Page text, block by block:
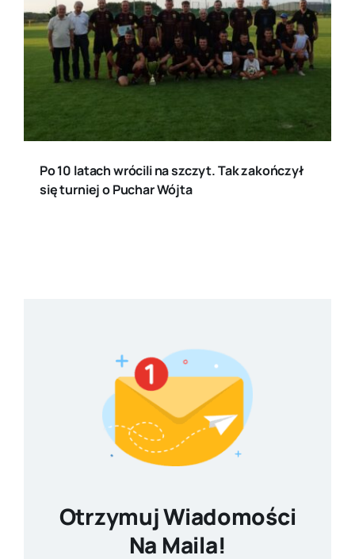
Po 10 latach wrócili na szczyt. Tak zakończył
się turniej o Puchar Wójta
Otrzymuj Wiadomości
Na Maila!